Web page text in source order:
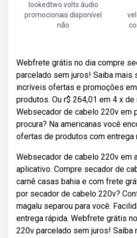
lookedtwo volts áudio
promocionais disponível
não
Webfrete grátis no dia compre
parcelado sem juros! Saiba mais
incríveis ofertas e promoções
produtos. Ou r$ 264,01 em 4 x
Websecador de cabelo 220v em
procura? Na americanas você
ofertas de produtos com entrega
Websecador de cabelo 220v em
aplicativo. Compre secador de
carnê casas bahia e com frete
por secador de cabelo 220v?
magalu separou para você.
entrega rápida. Webfrete grátis
220v parcelado sem juros! Saiba